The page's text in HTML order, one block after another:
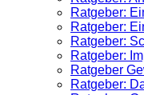
Ratgeber:
Ratgeber:
Ratgeber:
Ratgeber:
Ratgeber
Ratgeber: